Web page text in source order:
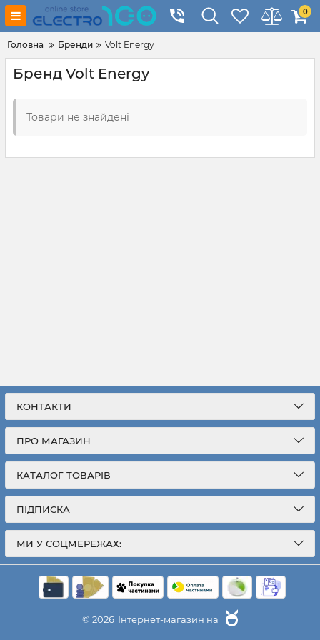
0
Головна Бренди Volt Energy
Бренд Volt Energy
Товари не знайдені
КОНТАКТИ
ПРО МАГАЗИН
КАТАЛОГ ТОВАРІВ
ПІДПИСКА
МИ У СОЦМЕРЕЖАХ:
© 2026 Інтернет-магазин на